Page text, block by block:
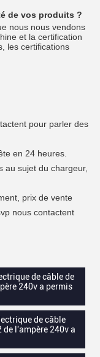
de vos produits ?
nous nous vendons
et la certification
les certifications
pour parler des
en 24 heures.
au sujet du chargeur,
prix de vente
nous contactent
de câble de
240v a permis
de câble
l'ampère 240v a